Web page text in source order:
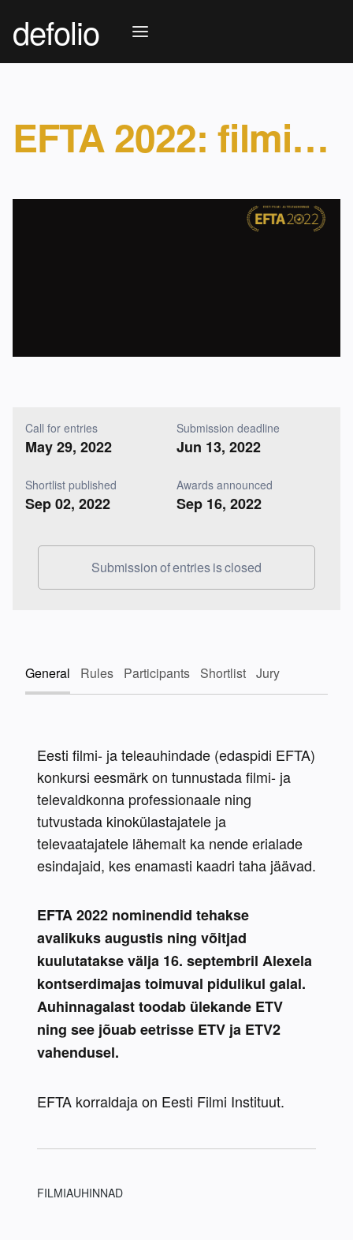
defolio
EFTA 2022: filmiauhindade konkurss
Call for entries
May 29, 2022
Submission deadline
Jun 13, 2022
Shortlist published
Sep 02, 2022
Awards announced
Sep 16, 2022
Submission of entries is closed
General Rules Participants Shortlist Jury
Eesti filmi- ja teleauhindade (edaspidi EFTA)
konkursi eesmärk on tunnustada filmi- ja
televaldkonna professionaale ning
tutvustada kinokülastajatele ja
televaatajatele lähemalt ka nende erialade
esindajaid, kes enamasti kaadri taha jäävad.
EFTA 2022 nominendid tehakse
avalikuks augustis ning võitjad
kuulutatakse välja 16. septembril Alexela
kontserdimajas toimuval pidulikul galal.
Auhinnagalast toodab ülekande ETV
ning see jõuab eetrisse ETV ja ETV2
vahendusel.
EFTA korraldaja on Eesti Filmi Instituut.
FILMIAUHINNAD